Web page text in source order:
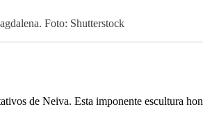
Foto: Shutterstock
de Neiva. Esta imponente escultura